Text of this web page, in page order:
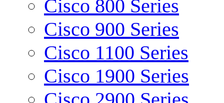
Cisco 800 Series
Cisco 900 Series
Cisco 1100 Series
Cisco 1900 Series